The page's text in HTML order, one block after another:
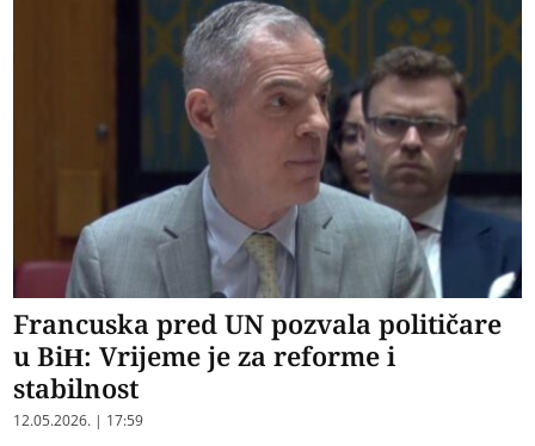
Francuska pred UN pozvala političare
u BiH: Vrijeme je za reforme i
stabilnost
12.05.2026. | 17:59